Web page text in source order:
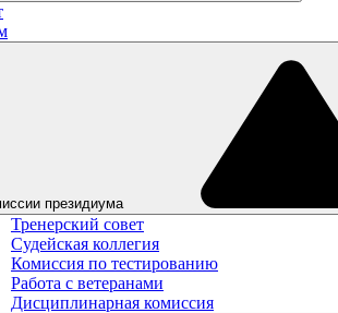
президиума
Тренерский совет
Судейская коллегия
Комиссия по тестированию
Работа с ветеранами
Дисциплинарная комиссия